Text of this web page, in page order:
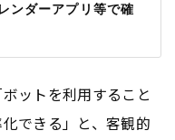
ンダーアプリ等で確
ットを利用すること
できる」と、客観的